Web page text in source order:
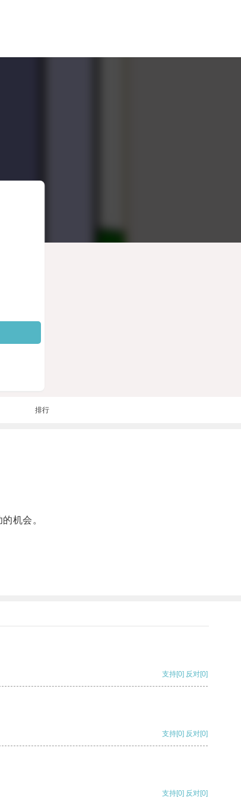
排行
机会。
支持[0] 反对[0]
支持[0] 反对[0]
支持[0] 反对[0]